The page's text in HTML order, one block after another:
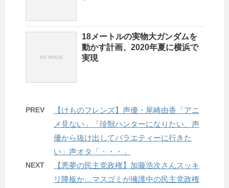
18メートルの実物大ガンダムを
動かす計画、2020年夏に横浜で
実現
PREV
【けものフレンズ】声優・尾崎由香「アニ
メ見ない」「珍獣ハンターになりたい、声
優から抜け出してバラエティーに行きた
い」声オタ「・・・」
NEXT
【悪夢の民主党政権】加藤浩次さんスッキ
リ降板か…マスゴミが擁護中の民主党政権